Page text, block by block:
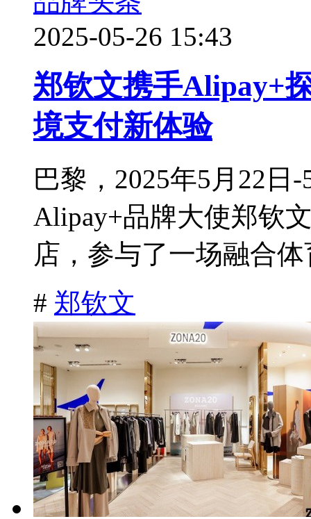
2025-05-26 15:43
郑钦文携手Alipay+
境支付新体验
巴黎，2025年5月22日
Alipay+品牌大使郑钦
店，参与了一场融合
# 郑钦文